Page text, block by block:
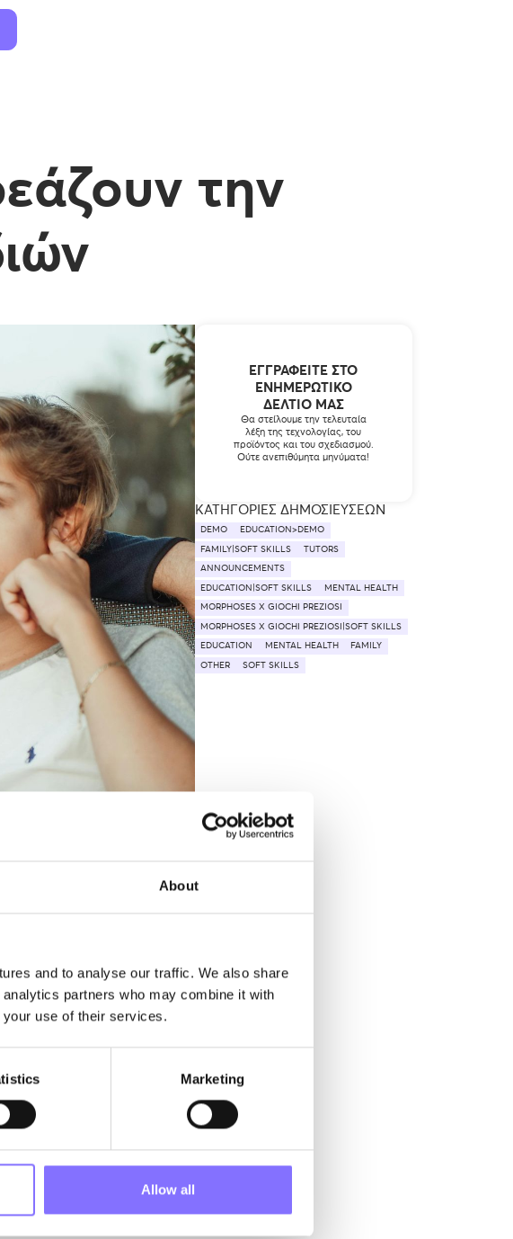
About
and to analyse our traffic. We also share
partners who may combine it with
your use of their services.
Marketing
Allow all
την
Την ίδια στιγμή… μήπως αυτή
οποία χτίζουν την
τους στον εαυτό
από τους γονείς τους. Η
την αυτοπεποίθησή τους.
αυτοεκτίμηση και
ΕΓΓΡΑΦΕΊΤΕ ΣΤΟ
ΕΝΗΜΕΡΩΤΙΚΌ
ΔΕΛΤΊΟ ΜΑΣ
Θα στείλουμε την τελευταία
λέξη της τεχνολογίας, του
προϊόντος και του σχεδιασμού.
Ούτε ανεπιθύμητα μηνύματα!
ΚΑΤΗΓΟΡΊΕΣ ΔΗΜΟΣΙΕΎΣΕΩΝ
DEMO EDUCATION>DEMO
FAMILY|SOFT SKILLS TUTORS
ANNOUNCEMENTS
EDUCATION|SOFT SKILLS MENTAL HEALTH
MORPHOSES X GIOCHI PREZIOSI
MORPHOSES X GIOCHI PREZIOSI|SOFT SKILLS
EDUCATION MENTAL HEALTH FAMILY
OTHER SOFT SKILLS